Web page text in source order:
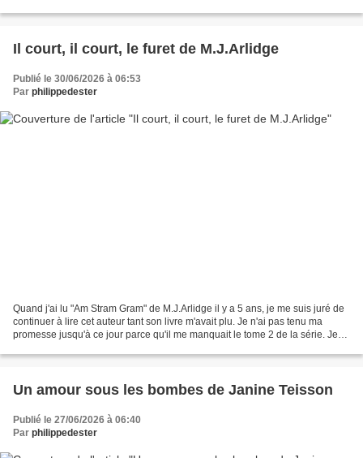
Il court, il court, le furet de M.J.Arlidge
Publié le 30/06/2026 à 06:53
Par philippedester
Quand j'ai lu "Am Stram Gram" de M.J.Arlidge il y a 5 ans, je me suis juré de
continuer à lire cet auteur tant son livre m'avait plu. Je n'ai pas tenu ma
promesse jusqu'à ce jour parce qu'il me manquait le tome 2 de la série. Je
Un amour sous les bombes de Janine Teisson
Publié le 27/06/2026 à 06:40
Par philippedester